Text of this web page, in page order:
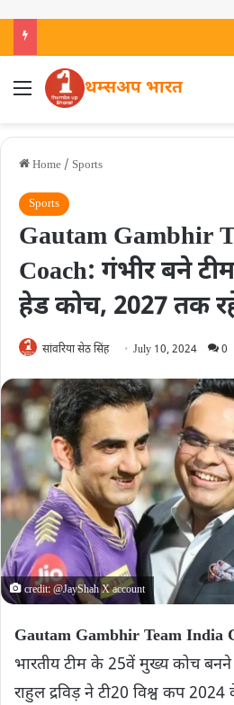
थम्सअप भारत
Home / Sports
Sports
Gautam Gambhir
Coach: गंभीर बने
हेड कोच, 2027 तक
सांवरिया सेठ सिंह July 10, 2024 0
credit: @JayShah X account
Gautam Gambhir Team India
भारतीय टीम के 25वें मुख्य कोच
राहुल द्रविड़ ने टी20 विश्व कप